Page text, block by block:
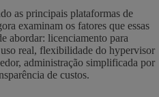
as principais plataformas de
examinam os fatores que essas
abordar: licenciamento para
real, flexibilidade do hypervisor
administração simplificada por
de custos.